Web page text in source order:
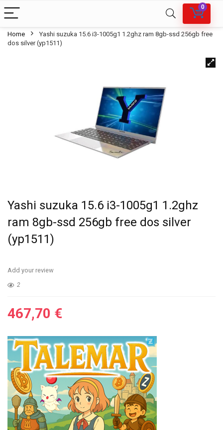
0
Home
Yashi suzuka 15.6 i3-1005g1 1.2ghz ram 8gb-ssd 256gb free
dos silver (yp1511)
Yashi suzuka 15.6 i3-1005g1 1.2ghz
ram 8gb-ssd 256gb free dos silver
(yp1511)
Add your review
2
467,70 €